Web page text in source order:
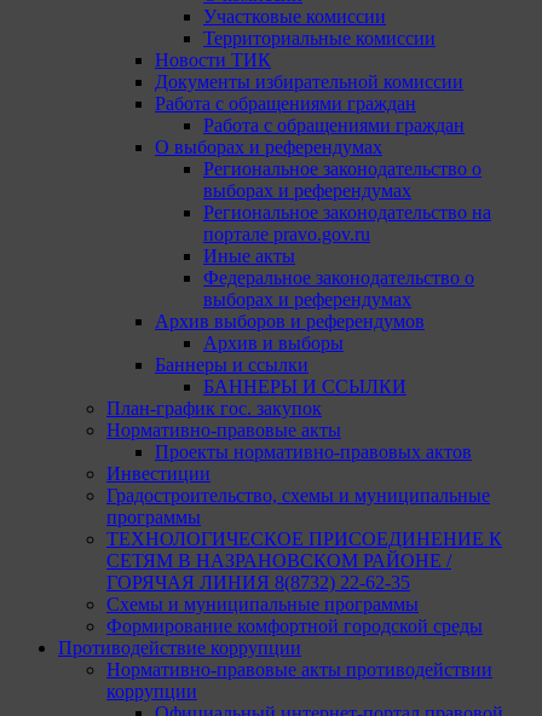
Участковые комиссии
Территориальные комиссии
Новости ТИК
Документы избирательной комиссии
Работа с обращениями граждан
Работа с обращениями граждан
О выборах и референдумах
Региональное законодательство о
выборах и референдумах
Региональное законодательство на
портале pravo.gov.ru
Иные акты
Федеральное законодательство о
выборах и референдумах
Архив выборов и референдумов
Архив и выборы
Баннеры и ссылки
БАННЕРЫ И ССЫЛКИ
План-график гос. закупок
Нормативно-правовые акты
Проекты нормативно-правовых актов
Инвестиции
Градостроительство, схемы и муниципальные
программы
ТЕХНОЛОГИЧЕСКОЕ ПРИСОЕДИНЕНИЕ К
СЕТЯМ В НАЗРАНОВСКОМ РАЙОНЕ /
ГОРЯЧАЯ ЛИНИЯ 8(8732) 22-62-35
Схемы и муниципальные программы
Формирование комфортной городской среды
Противодействие коррупции
Нормативно-правовые акты противодействии
коррупции